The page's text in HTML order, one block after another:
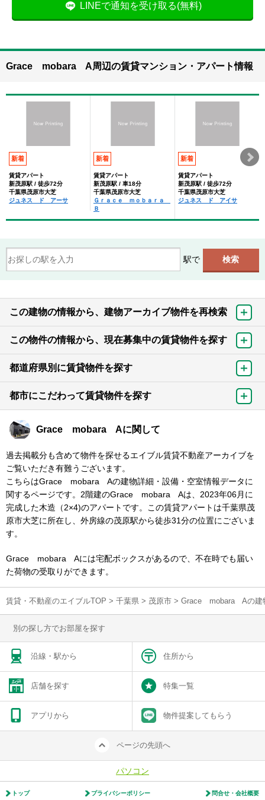
LINEで通知を受け取る(無料)
Grace mobara A周辺の賃貸マンション・アパート情報
新着
賃貸アパート
新茂原駅 / 徒歩72分
千葉県茂原市大芝
ジュネス ド アーサ
新着
賃貸アパート
新茂原駅 / 車18分
千葉県茂原市大芝
Ｇｒａｃｅ ｍｏｂａｒａ
Ｂ
新着
賃貸アパート
新茂原駅 / 徒歩72分
千葉県茂原市大芝
ジュネス ド アイサ
駅で
この建物の情報から、建物アーカイブ物件を再検索
この物件の情報から、現在募集中の賃貸物件を探す
都道府県別に賃貸物件を探す
都市にこだわって賃貸物件を探す
Grace mobara Aに関して
過去掲載分も含めて物件を探せるエイブル賃貸不動産アーカイブを
ご覧いただき有難うございます。
こちらはGrace mobara Aの建物詳細・設備・空室情報データに
関するページです。2階建のGrace mobara Aは、2023年06月に
完成した木造（2×4)のアパートです。この賃貸アパートは千葉県茂
原市大芝に所在し、外房線の茂原駅から徒歩31分の位置にございま
す。
Grace mobara Aには宅配ボックスがあるので、不在時でも届い
た荷物の受取りができます。
賃貸・不動産のエイブルTOP > 千葉県 > 茂原市 > Grace mobara Aの建
別の探し方でお部屋を探す
沿線・駅から 住所から
店舗を探す 特集一覧
アプリから 物件提案してもらう
ページの先頭へ
パソコン
トップ プライバシーポリシー 問合せ・会社概要